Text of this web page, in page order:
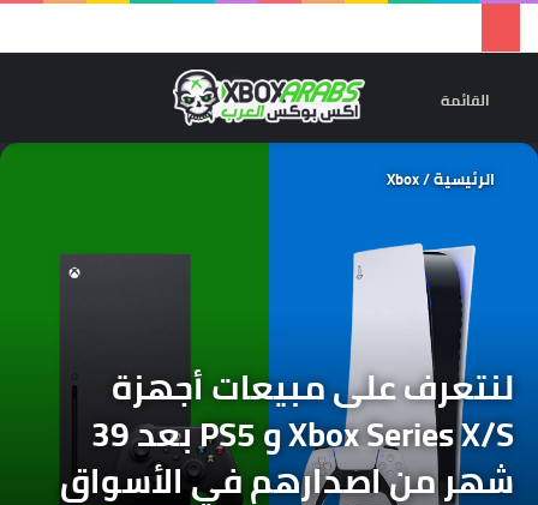
القائمة
الرئيسية/
Xbox
لنتعرف على مبيعات أجهزة
Xbox Series X/S و PS5 بعد 39
شهر من اصدارهم في الأسواق